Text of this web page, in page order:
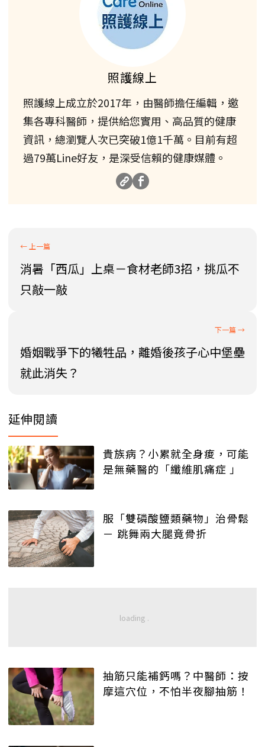
照護線上
照護線上成立於2017年，由醫師擔任編輯，邀
集各專科醫師，提供給您實用、高品質的健康
資訊，總瀏覽人次已突破1億1千萬。目前有超
過79萬Line好友，是深受信賴的健康媒體。
消暑「西瓜」上桌－食材老師3招，挑瓜不
只敲一敲
婚姻戰爭下的犧牲品，離婚後孩子心中堡壘
就此消失？
延伸閱讀
貴族病？小累就全身痠，可能
是無藥醫的「纖維肌痛症 」
服「雙磷酸鹽類藥物」治骨鬆
－ 跳舞兩大腿竟骨折
抽筋只能補鈣嗎？中醫師：按
摩這穴位，不怕半夜腳抽筋！